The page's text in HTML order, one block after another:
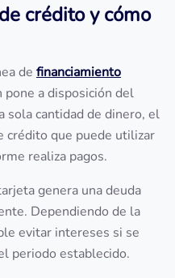
crédito y cómo
de financiamiento
a disposición del
sola cantidad de dinero, el
crédito que puede utilizar
realiza pagos.
genera una deuda
Dependiendo de la
evitar intereses si se
periodo establecido.